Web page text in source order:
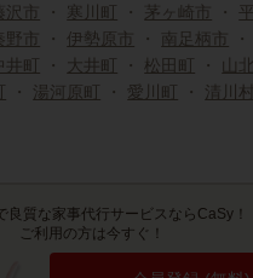
沢市 ・ 寒川町 ・ 茅ヶ崎市 ・
野市 ・ 伊勢原市 ・ 南足柄市 ・
井町 ・ 大井町 ・ 松田町 ・ 山
・ 湯河原町 ・ 愛川町 ・ 清川村
良質な家事代行サービスならCaSy！
ご利用の方は今すぐ！